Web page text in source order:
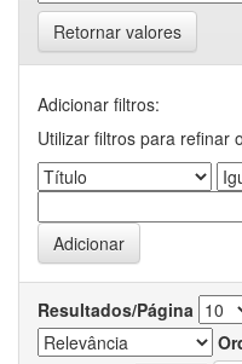
Retornar valores
Adicionar filtros:
Utilizar filtros para refinar
Resultados/Página